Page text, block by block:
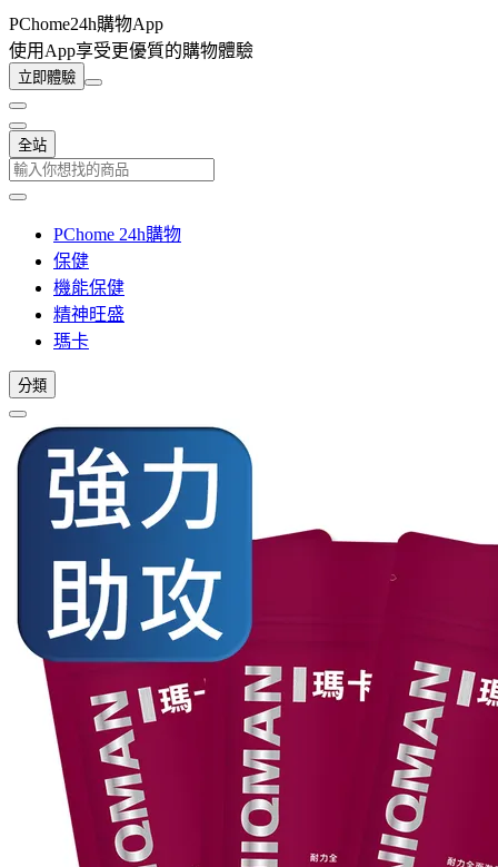
PChome24h購物App
使用App享受更優質的購物體驗
立即體驗
全站
PChome 24h購物
保健
機能保健
精神旺盛
瑪卡
分類